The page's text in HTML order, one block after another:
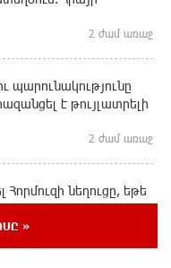
2 ժամ առաջ
պարունակությունը
է թույլատրելի
2 ժամ առաջ
նեղուցը, եթե
պայմանները
»